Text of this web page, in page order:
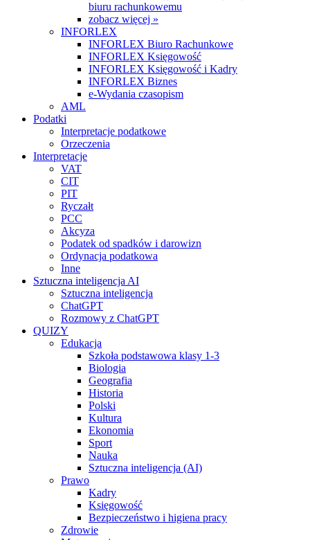
biuru rachunkowemu
zobacz więcej »
INFORLEX
INFORLEX Biuro Rachunkowe
INFORLEX Księgowość
INFORLEX Księgowość i Kadry
INFORLEX Biznes
e-Wydania czasopism
AML
Podatki
Interpretacje podatkowe
Orzeczenia
Interpretacje
VAT
CIT
PIT
Ryczałt
PCC
Akcyza
Podatek od spadków i darowizn
Ordynacja podatkowa
Inne
Sztuczna inteligencja AI
Sztuczna inteligencja
ChatGPT
Rozmowy z ChatGPT
QUIZY
Edukacja
Szkoła podstawowa klasy 1-3
Biologia
Geografia
Historia
Polski
Kultura
Ekonomia
Sport
Nauka
Sztuczna inteligencja (AI)
Prawo
Kadry
Księgowość
Bezpieczeństwo i higiena pracy
Zdrowie